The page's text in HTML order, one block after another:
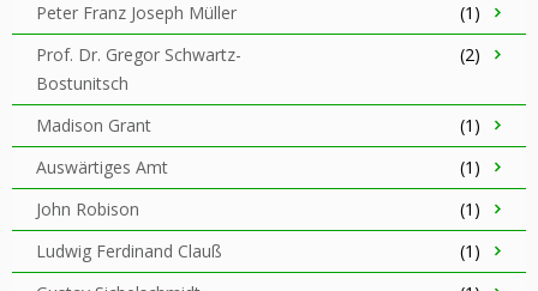
Peter Franz Joseph Müller
(1)
Prof. Dr. Gregor Schwartz-
Bostunitsch
(2)
Madison Grant
(1)
Auswärtiges Amt
(1)
John Robison
(1)
Ludwig Ferdinand Clauß
(1)